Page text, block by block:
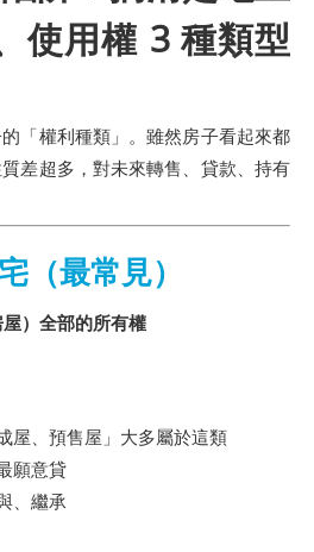
使用權 3 種類型
「權利種類」。雖然房子看起來都
差超多，對未來轉售、貸款、持有
（最常見）
）全部的所有權
屋、預售屋」大多屬於這類
願意貸
、繼承